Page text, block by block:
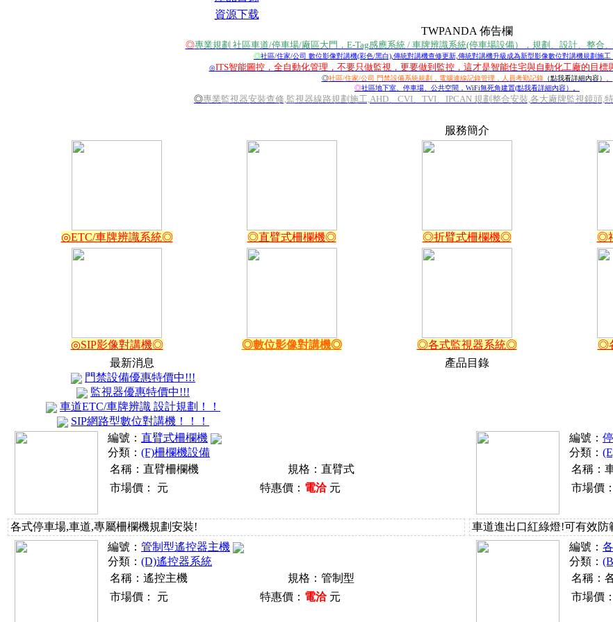
資源下载
TWPANDA 佈告欄
◎專業規劃 社區車道/停車場/廠區大門，E-Tag感應系統 / 車牌辨識系統(停車場設備），規劃、設計、整合
◎社區/住家/公司 數位影像對講機(彩色/黑白),傳統對講機查修更新,傳統對講機升級成為新型影像數位對講機規劃施工
◎ITS智能圖控，全自動化管理，不要只做監視，更要做到監控，這才是智能住宅與自動化工廠的目標
◎社區/住家/公司 門禁設備系統規劃，電腦連線記錄管理，人員考勤記錄（點我看詳細內容）
◎社區地下室、停車場、公共空間，WiFi無死角建置(點我看詳細內容）。
◎專業監視器安裝查修,監視器線路規劃施工,AHD、CVI、TVI、IPCAN 規劃整合安裝,各大廠牌監視鏡頭,
服務簡介
◎ETC/車牌辨識系統◎ ◎直臂式柵欄機◎ ◎折臂式柵欄機◎ ◎
◎SIP影像對講機◎ ◎數位影像對講機◎ ◎各式監視器系統◎ ◎
最新消息
門禁設備優惠特價中!!!
監視器優惠特價中!!!
車道ETC/車牌辨識 設計規劃！！
SIP網路型數位對講機！！！
產品目錄
編號： 直臂式柵欄機
分類： (F)柵欄機設備
名稱：直臂柵欄機
規格：直臂式
市場價：
元 特惠價： 電洽元
各式停車場,車道,專屬柵欄機規劃安裝!
編號：
分類：
名稱：
市場價：
車道進出口紅綠燈!可有效
編號： 管制型遙控器主機
分類： (D)遙控器系統
名稱：遙控主機
規格：管制型
市場價：
元 特惠價： 電洽元
編號：
分類：
名稱：
市場價：